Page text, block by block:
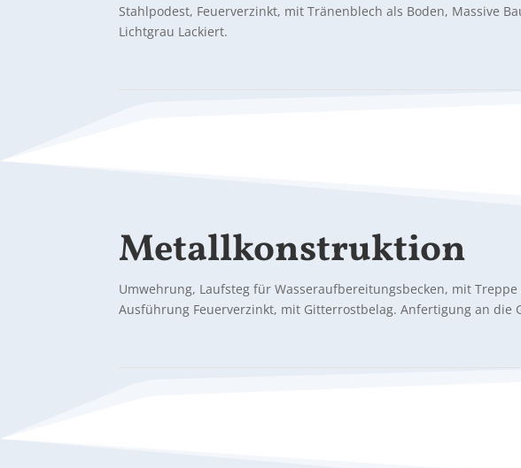
Stahlpodest, Feuerverzinkt, mit Tränenblech als Boden, Massive
Lichtgrau Lackiert.
Metallkonstruktion
Umwehrung, Laufsteg für Wasseraufbereitungsbecken, mit
Ausführung Feuerverzinkt, mit Gitterrostbelag. Anfertigung an die